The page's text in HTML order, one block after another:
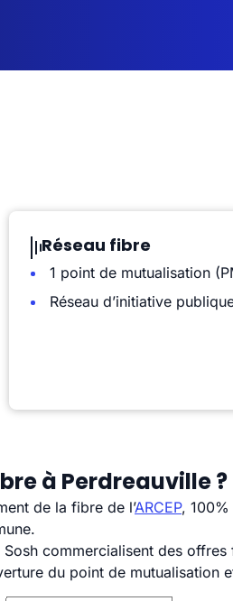
Réseau fibre
1 point de mutualisation
Réseau d’initiative
à Perdreauville ?
de la fibre de l’ARCEP,
Sosh commercialisent des
du point de